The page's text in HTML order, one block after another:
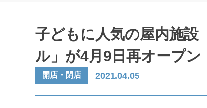
子どもに人気の屋内施設
ル」が4月9日再オープン
開店・閉店 2021.04.05